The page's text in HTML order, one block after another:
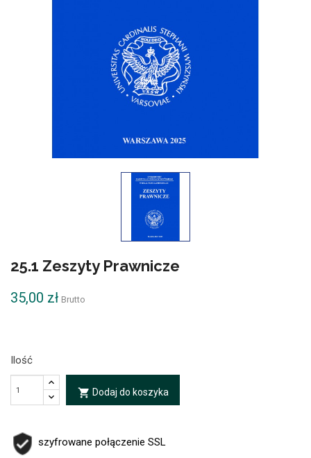
25.1 Zeszyty Prawnicze
35,00 zł Brutto
Ilość
local_grocery_store Dodaj do koszyka
szyfrowane połączenie SSL